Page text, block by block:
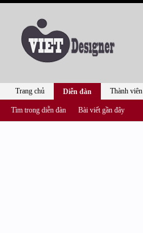
Trang chủ Diễn đàn
Tìm trong diễn đàn Bài viết gần đây
Thành viên